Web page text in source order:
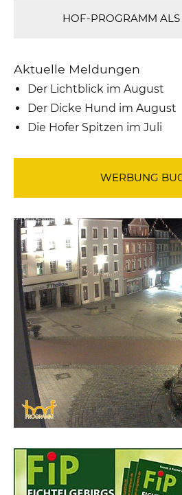
HOF-PROGRAMM
Aktuelle Meldungen
Der Lichtblick im August
Der Dicke Hund im August
Die Hofer Spitzen im Juli
WERBUNG